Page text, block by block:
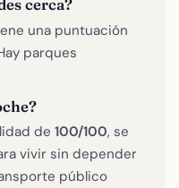
cerca?
una puntuación
parques
de 100/100, se
vivir sin depender
público